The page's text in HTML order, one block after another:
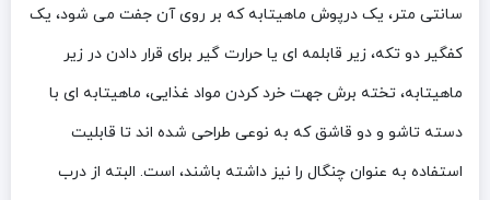
سانتی متر، یک درپوش ماهیتابه که بر روی آن جفت می شود، یک
کفگیر دو تکه، زیر قابلمه ای یا حرارت گیر برای قرار دادن در زیر
ماهیتابه، تخته برش جهت خرد کردن مواد غذایی، ماهیتابه ای با
دسته تاشو و دو قاشق که به نوعی طراحی شده اند تا قابلیت
استفاده به عنوان چنگال را نیز داشته باشند، است. البته از درب